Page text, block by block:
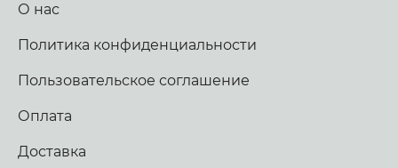
О нас
Политика конфиденциальности
Пользовательское соглашение
Оплата
Доставка